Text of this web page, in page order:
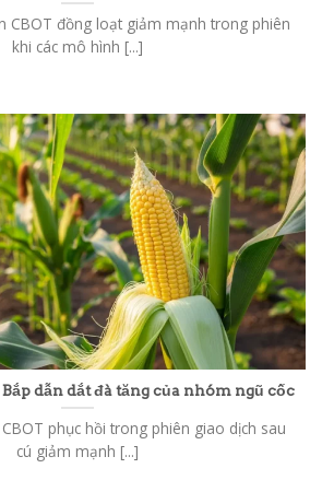
CBOT đồng loạt giảm mạnh trong phiên
khi các mô hình [...]
Bắp dẫn dắt đà tăng của nhóm ngũ cốc
phục hồi trong phiên giao dịch sau
cú giảm mạnh [...]